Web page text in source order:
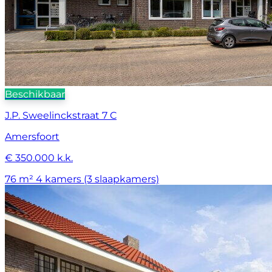
Beschikbaar
J.P. Sweelinckstraat 7 C
Amersfoort
€ 350.000 k.k.
76 m² 4 kamers (3 slaapkamers)